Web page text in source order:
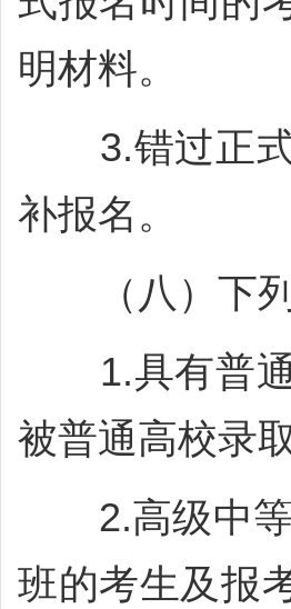
明材料。
3.错过正式
补报名。
（八）下列
1.具有普通
被普通高校录
2.高级中等
班的考生及报